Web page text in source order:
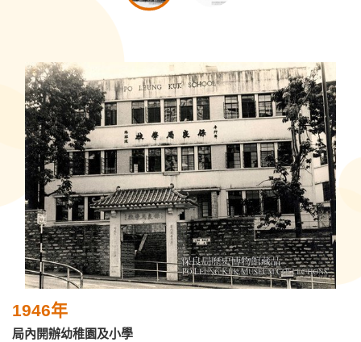
1946年
局內開辦幼稚園及小學